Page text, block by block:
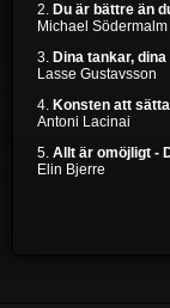
2. Du är bättre än
Michael Södermalm
3. Dina tankar,
Lasse Gustavsson
4. Konsten att
Antoni Lacinai
5. Allt är omöjligt -
Elin Bjerre